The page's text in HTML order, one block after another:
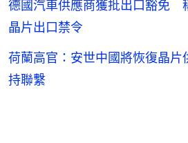
德國汽車供應商獲批出口豁免
晶片出口禁令
荷蘭高官：安世中國將恢復晶
持聯繫